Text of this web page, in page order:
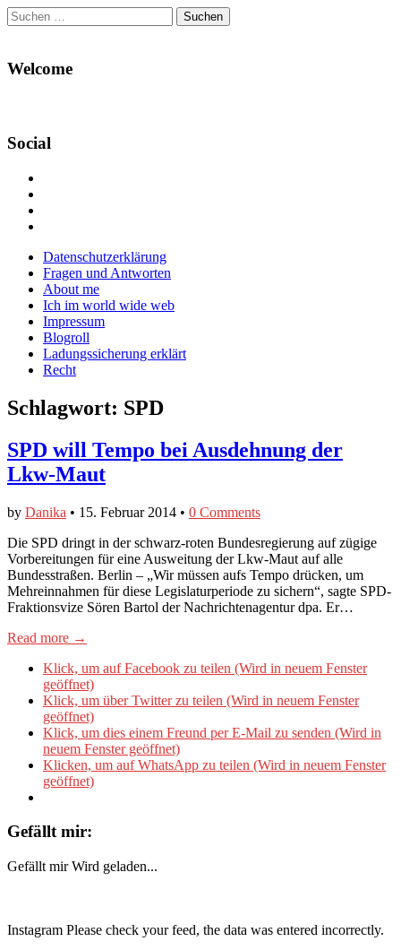
Suchen
nach:
Welcome
Social
Facebook
anzeigen
Twitter
anzeigen
auf
Instagram
anzeigen
Main
menu
Skip
content
Datenschutzerklärung
Fragen und Antworten
About me
Ich im world wide web
Impressum
Blogroll
Ladungssicherung erklärt
Recht
Schlagwort: SPD
SPD will Tempo bei Ausdehnung der
Lkw-Maut
by Danika • 15. Februar 2014 • 0 Comments
Die SPD dringt in der schwarz-roten Bundesregierung auf zügige
Vorbereitungen für eine Ausweitung der Lkw-Maut auf alle
Bundesstraßen. Berlin – „Wir müssen aufs Tempo drücken, um
Mehreinnahmen für diese Legislaturperiode zu sichern“, sagte SPD-
Fraktionsvize Sören Bartol der Nachrichtenagentur dpa. Er…
Read more →
Klick, um auf Facebook zu teilen (Wird in neuem Fenster
geöffnet)
Klick, um über Twitter zu teilen (Wird in neuem Fenster
geöffnet)
Klick, um dies einem Freund per E-Mail zu senden (Wird in
neuem Fenster geöffnet)
Klicken, um auf WhatsApp zu teilen (Wird in neuem Fenster
geöffnet)
Gefällt mir:
Gefällt mir Wird geladen...
Instagram Please check your feed, the data was entered incorrectly.